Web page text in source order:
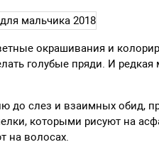
окрашивания и
голубые пряди. И
до слез и взаимных обид,
которыми рисуют на
на волосах.